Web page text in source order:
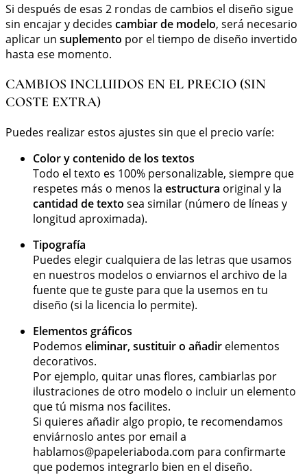
Si después de esas 2 rondas de cambios el diseño sigue
sin encajar y decides cambiar de modelo, será necesario
aplicar un suplemento por el tiempo de diseño invertido
hasta ese momento.
CAMBIOS INCLUIDOS EN EL PRECIO (SIN
COSTE EXTRA)
Puedes realizar estos ajustes sin que el precio varíe:
Color y contenido de los textos
Todo el texto es 100% personalizable, siempre que
respetes más o menos la estructura original y la
cantidad de texto sea similar (número de líneas y
longitud aproximada).
Tipografía
Puedes elegir cualquiera de las letras que usamos
en nuestros modelos o enviarnos el archivo de la
fuente que te guste para que la usemos en tu
diseño (si la licencia lo permite).
Elementos gráficos
Podemos eliminar, sustituir o añadir elementos
decorativos.
Por ejemplo, quitar unas flores, cambiarlas por
ilustraciones de otro modelo o incluir un elemento
que tú misma nos facilites.
Si quieres añadir algo propio, te recomendamos
enviárnoslo antes por email a
hablamos@papeleriaboda.com para confirmarte
que podemos integrarlo bien en el diseño.